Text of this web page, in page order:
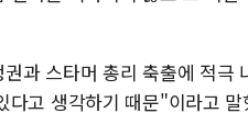
과 스타머 총리 축출에 적
다고 생각하기 때문"이라고 말